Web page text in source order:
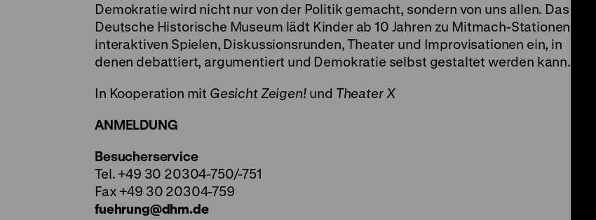
Demokratie wird nicht nur von der Politik gemacht, sondern von uns allen. Das
Deutsche Historische Museum lädt Kinder ab 10 Jahren zu Mitmach-Stationen,
interaktiven Spielen, Diskussionsrunden, Theater und Improvisationen ein, in
denen debattiert, argumentiert und Demokratie selbst gestaltet werden kann.
In Kooperation mit Gesicht Zeigen! und Theater X
ANMELDUNG
Besucherservice
Tel. +49 30 20304-750/-751
Fax +49 30 20304-759
fuehrung@dhm.de